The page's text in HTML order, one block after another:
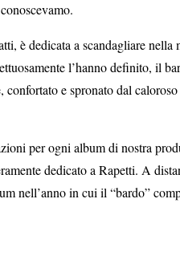
è dedicata a scandagliare
l’hanno definito, il
e spronato dal
per ogni album di nostra
dedicato a Rapetti. A
nell’anno in cui il “bardo”